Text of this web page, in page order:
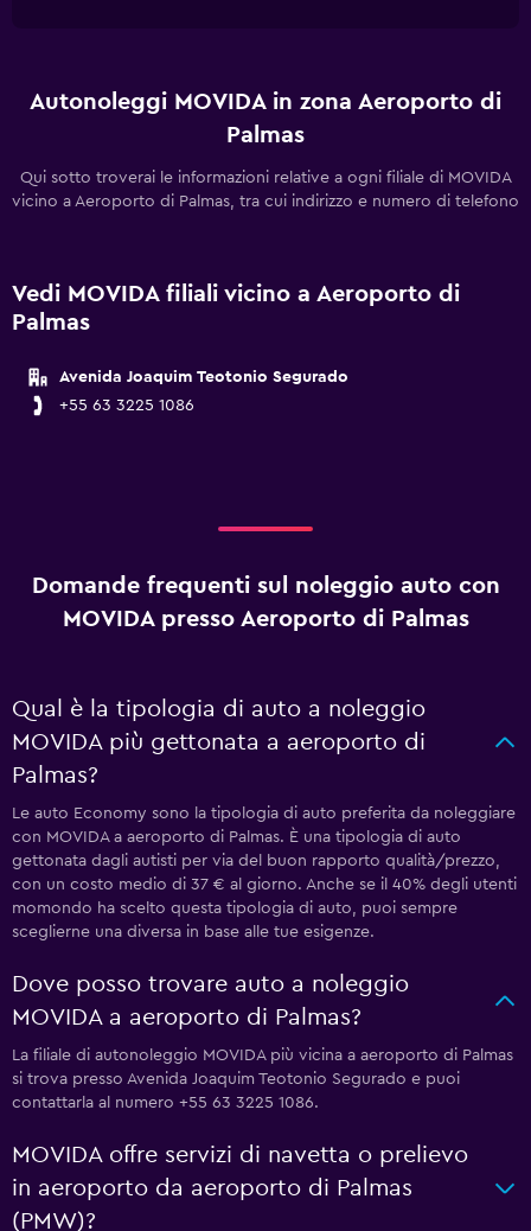
Autonoleggi MOVIDA in zona Aeroporto di
Palmas
Qui sotto troverai le informazioni relative a ogni filiale di MOVIDA
vicino a Aeroporto di Palmas, tra cui indirizzo e numero di telefono
Vedi MOVIDA filiali vicino a Aeroporto di
Palmas
Avenida Joaquim Teotonio Segurado
+55 63 3225 1086
Domande frequenti sul noleggio auto con
MOVIDA presso Aeroporto di Palmas
Qual è la tipologia di auto a noleggio
MOVIDA più gettonata a aeroporto di
Palmas?
Le auto Economy sono la tipologia di auto preferita da noleggiare
con MOVIDA a aeroporto di Palmas. È una tipologia di auto
gettonata dagli autisti per via del buon rapporto qualità/prezzo,
con un costo medio di 37 € al giorno. Anche se il 40% degli utenti
momondo ha scelto questa tipologia di auto, puoi sempre
sceglierne una diversa in base alle tue esigenze.
Dove posso trovare auto a noleggio
MOVIDA a aeroporto di Palmas?
La filiale di autonoleggio MOVIDA più vicina a aeroporto di Palmas
si trova presso Avenida Joaquim Teotonio Segurado e puoi
contattarla al numero +55 63 3225 1086.
MOVIDA offre servizi di navetta o prelievo
in aeroporto da aeroporto di Palmas
(PMW)?